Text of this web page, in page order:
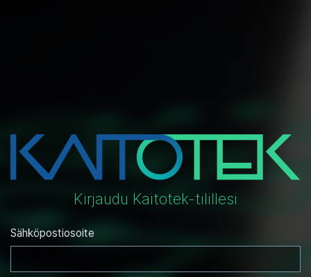
Kirjaudu Kaitotek-tilillesi
Sähköpostiosoite